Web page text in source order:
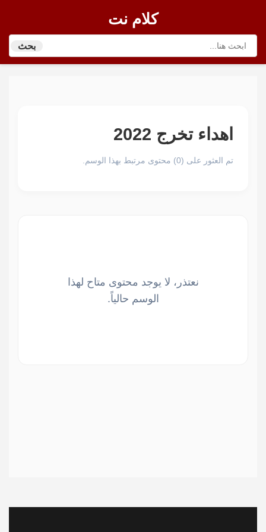
كلام نت
بحث
اهداء تخرج 2022
تم العثور على (0) محتوى مرتبط بهذا الوسم.
نعتذر، لا يوجد محتوى متاح لهذا
الوسم حالياً.